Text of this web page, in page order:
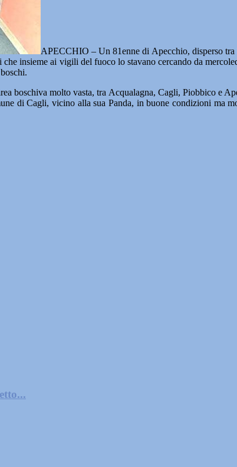
APECCHIO – Un 81enne di Apecchio, disperso
insieme ai vigili del fuoco lo stavano cercando da
boschiva molto vasta, tra Acqualagna, Cagli, Piobbico e
di Cagli, vicino alla sua Panda, in buone condizioni ma